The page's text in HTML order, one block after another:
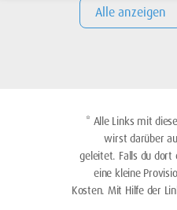
Alle anzeigen
* Alle Links mit
wirst darüber
geleitet. Falls du dort
eine kleine
Kosten. Mit Hilfe der